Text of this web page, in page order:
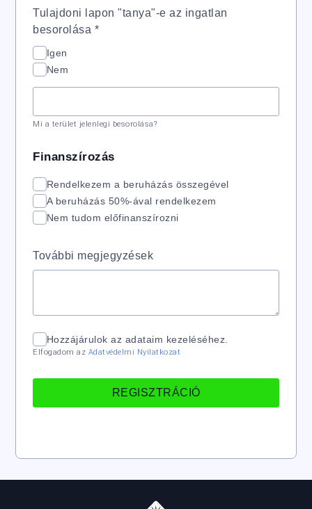
Tulajdoni lapon "tanya"-e az ingatlan
besorolása *
Igen
Nem
Mi a terület jelenlegi besorolása?
Finanszírozás
Rendelkezem a beruházás összegével
A beruházás 50%-ával rendelkezem
Nem tudom előfinanszírozni
További megjegyzések
Hozzájárulok az adataim kezeléséhez.
Elfogadom az Adatvédelmi Nyilatkozat
REGISZTRÁCIÓ